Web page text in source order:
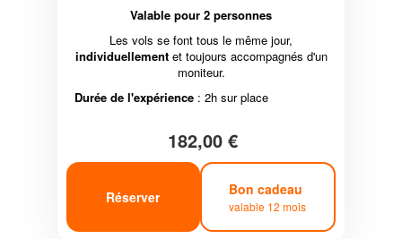
Valable pour 2 personnes
Les vols se font tous le même jour,
individuellementet toujours accompagnés d'un
moniteur.
Durée de l'expérience : 2h sur place
182,00 €
Réserver Bon cadeau
valable 12 mois